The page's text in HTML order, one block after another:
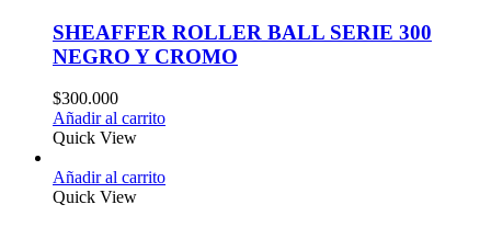
SHEAFFER ROLLER BALL SERIE 300
NEGRO Y CROMO
$300.000
Añadir al carrito
Quick View
Añadir al carrito
Quick View